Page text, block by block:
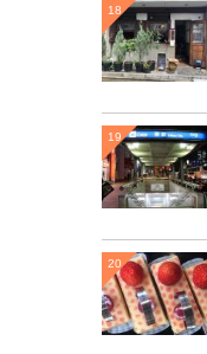
18
19
20